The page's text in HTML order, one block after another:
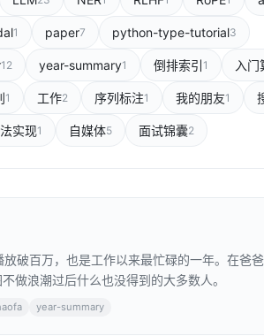
1 paper7 python-type-tutorial3
12 year-summary1 倒排索引 1 入门
1 工作2 序列标注1 我的朋友1
实现1 自媒体5 面试锦囊2
破百万，也是工作以来最忙碌的一年。在爸
做浪潮过后什么也没得到的大多数人。
year-summary